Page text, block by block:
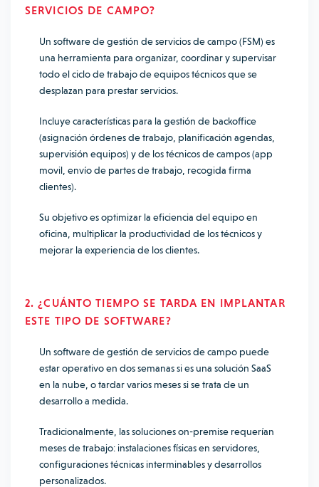
SERVICIOS DE CAMPO?
Un software de gestión de servicios de campo (FSM) es
una herramienta para organizar, coordinar y supervisar
todo el ciclo de trabajo de equipos técnicos que se
desplazan para prestar servicios.
Incluye características para la gestión de backoffice
(asignación órdenes de trabajo, planificación agendas,
supervisión equipos) y de los técnicos de campos (app
movil, envío de partes de trabajo, recogida firma
clientes).
Su objetivo es optimizar la eficiencia del equipo en
oficina, multiplicar la productividad de los técnicos y
mejorar la experiencia de los clientes.
2. ¿CUÁNTO TIEMPO SE TARDA EN IMPLANTAR
ESTE TIPO DE SOFTWARE?
Un software de gestión de servicios de campo puede
estar operativo en dos semanas si es una solución SaaS
en la nube, o tardar varios meses si se trata de un
desarrollo a medida.
Tradicionalmente, las soluciones on-premise requerían
meses de trabajo: instalaciones físicas en servidores,
configuraciones técnicas interminables y desarrollos
personalizados.